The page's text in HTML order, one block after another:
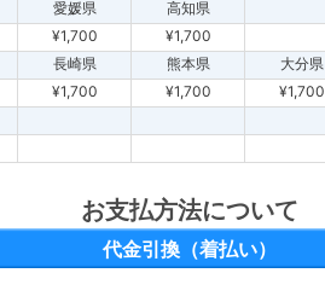
愛媛県
高知県
¥1,700 ¥1,700
長崎県 熊本県 大分県
¥1,700 ¥1,700 ¥1,700
お支払方法について
代金引換（着払い）